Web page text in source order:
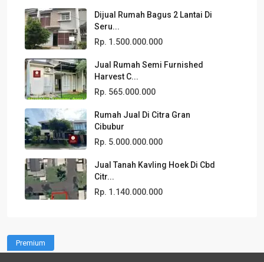
Dijual Rumah Bagus 2 Lantai Di
Seru...
Rp. 1.500.000.000
Jual Rumah Semi Furnished
Harvest C...
Rp. 565.000.000
Rumah Jual Di Citra Gran
Cibubur
Rp. 5.000.000.000
Jual Tanah Kavling Hoek Di Cbd
Citr...
Rp. 1.140.000.000
Premium